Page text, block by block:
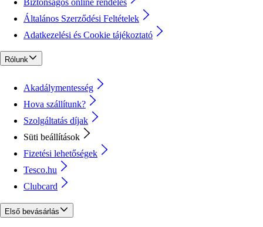
Általános Szerződési Feltételek
Adatkezelési és Cookie tájékoztató
Rólunk
Akadálymentesség
Hova szállítunk?
Szolgáltatás díjak
Süti beállítások
Fizetési lehetőségek
Tesco.hu
Clubcard
Első bevásárlás